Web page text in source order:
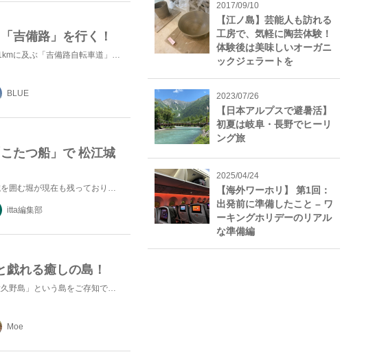
吉備路」を行く！
岡山県岡山市から総社市にかけて、約21kmに及ぶ「吉備路自転車道」と呼ばれる道があります。道中には吉...
BLUE
たつ船」で 松江城
島根県松江市にある国宝・松江城は、城を囲む堀が現在も残っており、小船でめぐりながら城下の風景を楽しむ...
itta編集部
戯れる癒しの島！
瀬戸内海に浮かぶ広島県の島である「大久野島」という島をご存知ですか？ここは何で有名になったかというと...
Moe
2017/09/10
【江ノ島】芸能人も訪れる
工房で、気軽に陶芸体験！
体験後は美味しいオーガニ
ックジェラートを
2023/07/26
【日本アルプスで避暑活】
初夏は岐阜・長野でヒーリ
ング旅
2025/04/24
【海外ワーホリ】 第1回：
出発前に準備したこと – ワ
ーキングホリデーのリアル
な準備編